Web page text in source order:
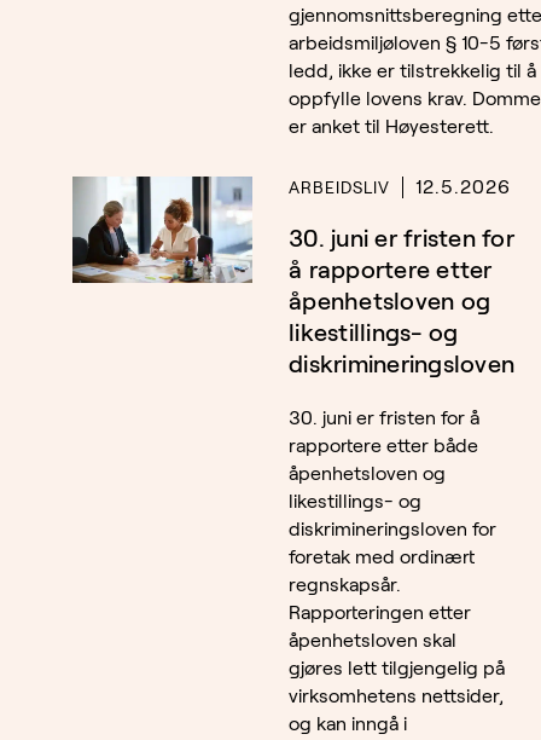
gjennomsnittsberegning
arbeidsmiljøloven § 10-5
ledd, ikke er tilstrekkelig til å
oppfylle lovens krav.
er anket til Høyesterett.
ARBEIDSLIV 12.5.2026
30. juni er fristen for
å rapportere etter
åpenhetsloven og
likestillings- og
diskrimineringsloven
30. juni er fristen for å
rapportere etter både
åpenhetsloven og
likestillings- og
diskrimineringsloven for
foretak med ordinært
regnskapsår.
Rapporteringen etter
åpenhetsloven skal
gjøres lett tilgjengelig på
virksomhetens nettsider,
og kan inngå i